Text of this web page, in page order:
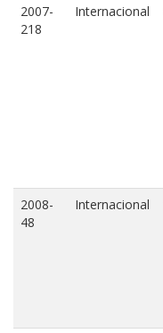
2007-
218
Internacional
2008-
48
Internacional